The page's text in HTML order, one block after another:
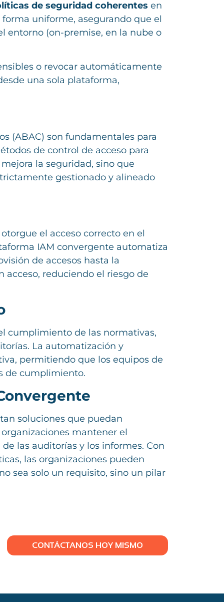
de seguridad coherentes en
uniforme, asegurando que el
entorno (on-premise, en la nube o
o revocar automáticamente
una sola plataforma,
(ABAC) son fundamentales para
de control de acceso para
la seguridad, sino que
gestionado y alineado
el acceso correcto en el
IAM convergente automatiza
de accesos hasta la
reduciendo el riesgo de
cumplimiento de las normativas,
La automatización y
permitiendo que los equipos de
de cumplimiento.
soluciones que puedan
mantener el
las auditorías y los informes. Con
las organizaciones pueden
sea solo un requisito, sino un pilar
CONTÁCTANOS HOY MISMO